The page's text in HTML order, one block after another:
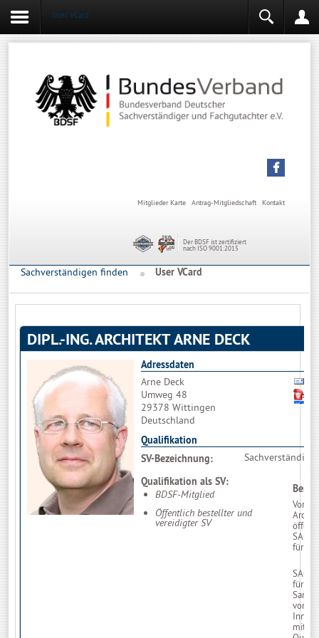
User VCard
Angemeldet bleiben
Kontakt
Antrag-Mitgliedschaft
Mitglieder Karte
Der BDSF ist zertifiziert
nach ISO 9001:2015
Sachverständigen finden User VCard
DIPL.-ING. ARCHITEKT ARNE DECK
Adressdaten
Arne Deck
Umweg 48
29378 Wittingen
Deutschland
Qualifikation
SV-Bezeichnung:
Qualifikation als SV:
BDSF-Mitglied
Öffentlich bestellter und
vereidigter SV
Von
für
für
von
mit